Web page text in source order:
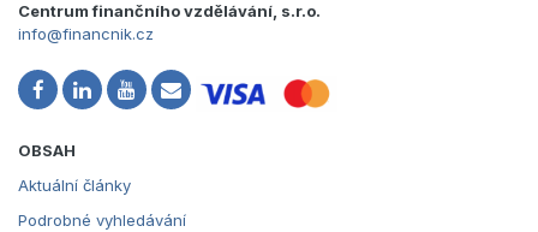
Centrum finančního vzdělávání, s.r.o.
info@financnik.cz
OBSAH
Aktuální články
Podrobné vyhledávání